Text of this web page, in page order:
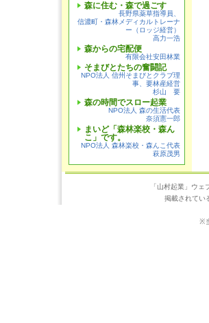
森に住む・森で過ごす
長野県薬草指導員、
信濃町・森林メディカルトレーナ
ー（ロッジ経営）
高力一浩
森からの宅配便
有限会社安田林業
そまびとたちの奮闘記
NPO法人 信州そまびとクラブ理
事、要林産経営
杉山 要
森の時間でスロー起業
NPO法人 森の生活代表
奈須憲一郎
まいど「森林楽校・森ん
こ」です。
NPO法人 森林楽校・森んこ代表
萩原茂男
「山村起業」ウェ
掲載されてい
※